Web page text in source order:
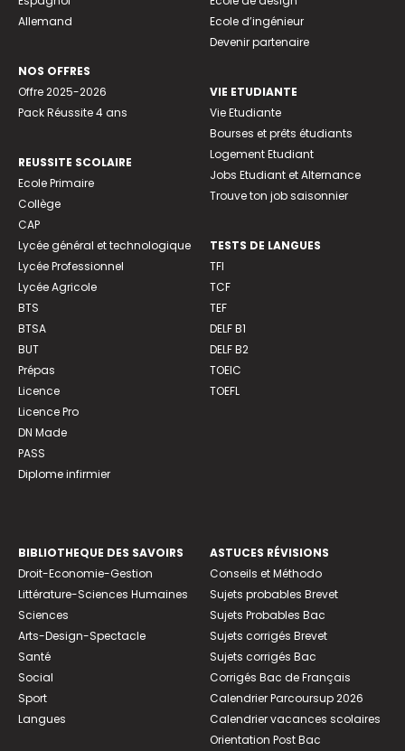
Allemand
NOS OFFRES
Offre 2025-2026
Pack Réussite 4 ans
REUSSITE SCOLAIRE
Ecole Primaire
Collège
CAP
Lycée général et technologique
Lycée Professionnel
Lycée Agricole
BTS
BTSA
BUT
Prépas
Licence
Licence Pro
DN Made
PASS
Diplome infirmier
Ecole d’ingénieur
Devenir partenaire
VIE ETUDIANTE
Vie Etudiante
Bourses et prêts étudiants
Logement Etudiant
Jobs Etudiant et Alternance
Trouve ton job saisonnier
TESTS DE LANGUES
TFI
TCF
TEF
DELF B1
DELF B2
TOEIC
TOEFL
BIBLIOTHEQUE DES SAVOIRS
Droit-Economie-Gestion
Littérature-Sciences Humaines
Sciences
Arts-Design-Spectacle
Santé
Social
Sport
Langues
ASTUCES RÉVISIONS
Conseils et Méthodo
Sujets probables Brevet
Sujets Probables Bac
Sujets corrigés Brevet
Sujets corrigés Bac
Corrigés Bac de Français
Calendrier Parcoursup 2026
Calendrier vacances scolaires
Orientation Post Bac